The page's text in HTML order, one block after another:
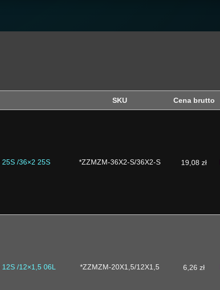
SKU Cena brutto
25S /36×2 25S *ZZMZM-36X2-S/36X2-S 19,08 zł
/12×1,5 06L *ZZMZM-20X1,5/12X1,5 6,26 zł